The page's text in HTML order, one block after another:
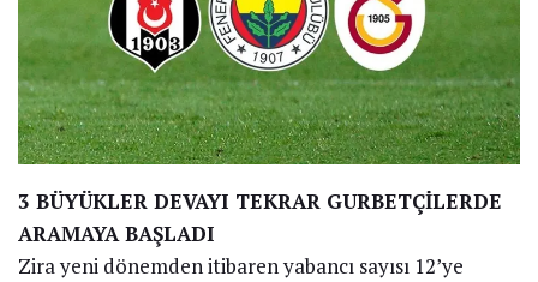
3 BÜYÜKLER DEVAYI TEKRAR GURBETÇİLERDE
ARAMAYA BAŞLADI
Zira yeni dönemden itibaren yabancı sayısı 12’ye